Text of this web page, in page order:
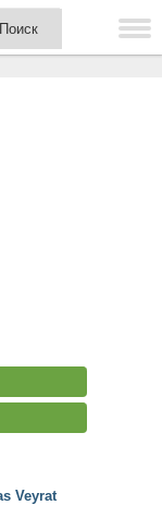
Veyrat